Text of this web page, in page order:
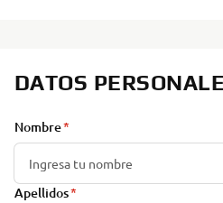
DATOS
Nombre
Apellidos